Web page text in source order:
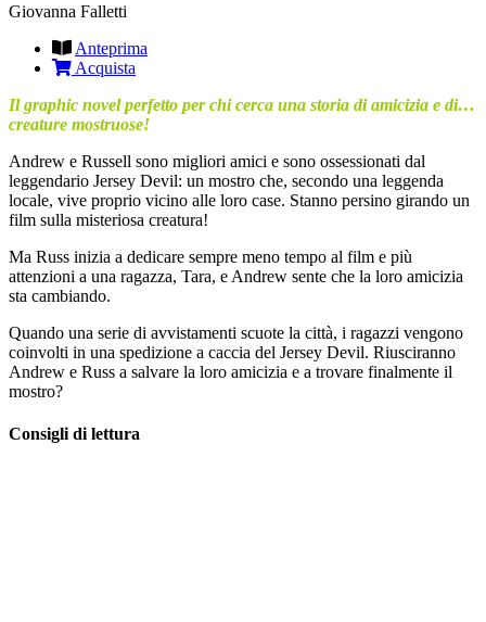
Giovanna Falletti
Anteprima
Acquista
Il graphic novel perfetto per chi cerca una storia di amicizia e di…
creature mostruose!
Andrew e Russell sono migliori amici e sono ossessionati dal
leggendario Jersey Devil: un mostro che, secondo una leggenda
locale, vive proprio vicino alle loro case. Stanno persino girando un
film sulla misteriosa creatura!
Ma Russ inizia a dedicare sempre meno tempo al film e più
attenzioni a una ragazza, Tara, e Andrew sente che la loro amicizia
sta cambiando.
Quando una serie di avvistamenti scuote la città, i ragazzi vengono
coinvolti in una spedizione a caccia del Jersey Devil. Riusciranno
Andrew e Russ a salvare la loro amicizia e a trovare finalmente il
mostro?
Consigli di lettura